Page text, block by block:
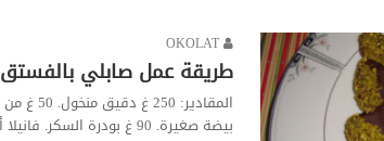
طريقة عمل صابلي بالفستق
بيضة صغيرة. 90 غ بودرة السكر. فانيلا أو…